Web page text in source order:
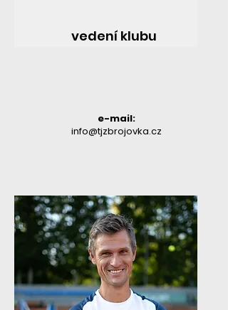
vedení klubu
e-mail:
info@tjzbrojovka.cz